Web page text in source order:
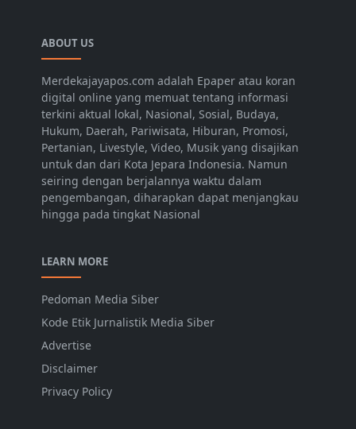
ABOUT US
Merdekajayapos.com adalah Epaper atau koran
digital online yang memuat tentang informasi
terkini aktual lokal, Nasional, Sosial, Budaya,
Hukum, Daerah, Pariwisata, Hiburan, Promosi,
Pertanian, Livestyle, Video, Musik yang disajikan
untuk dan dari Kota Jepara Indonesia. Namun
seiring dengan berjalannya waktu dalam
pengembangan, diharapkan dapat menjangkau
hingga pada tingkat Nasional
LEARN MORE
Pedoman Media Siber
Kode Etik Jurnalistik Media Siber
Advertise
Disclaimer
Privacy Policy